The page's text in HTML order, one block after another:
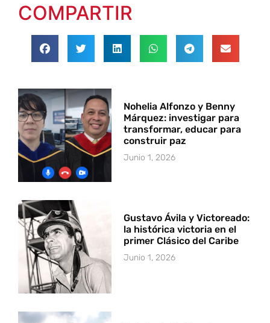
COMPARTIR
Nohelia Alfonzo y Benny
Márquez: investigar para
transformar, educar para
construir paz
Junio 1, 2026
Gustavo Ávila y Victoreado:
la histórica victoria en el
primer Clásico del Caribe
Junio 1, 2026